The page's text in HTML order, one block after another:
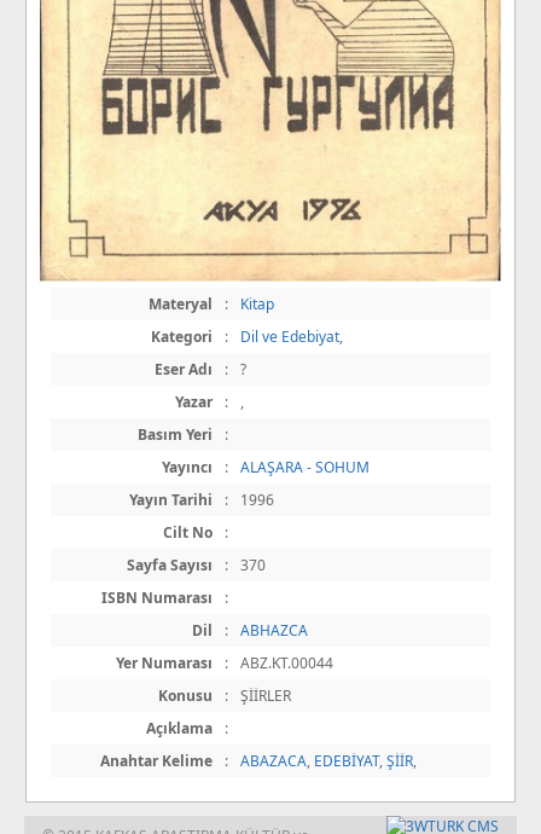
Materyal :
Kitap
Kategori
: Dil ve Edebiyat,
Eser Adı
: ?
Yazar
:
,
Basım Yeri
:
Yayıncı
: ALAŞARA - SOHUM
Yayın Tarihi
:
1996
Cilt No
:
Sayfa Sayısı
: 370
ISBN Numarası
:
Dil
: ABHAZCA
Yer Numarası
: ABZ.KT.00044
Konusu
: ŞİİRLER
Açıklama
:
Anahtar Kelime
: ABAZACA, EDEBİYAT,ŞİİR,